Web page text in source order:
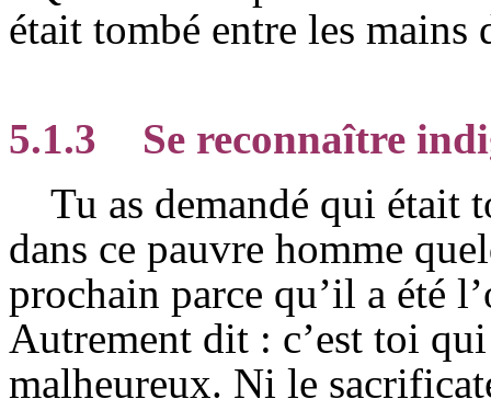
était tombé entre les mains
5.1.3
Se reconnaître
Tu as demandé qui
dans ce pauvre homme
prochain parce qu’il a été
Autrement dit : c’est toi qui
malheureux. Ni le